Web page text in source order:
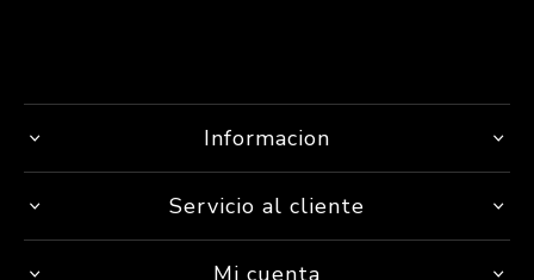
Informacion
Servicio al cliente
Mi cuenta